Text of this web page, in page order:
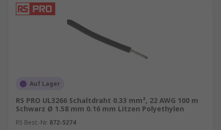
Große Auswahl an Querschnitten
feinen Elektronikleitungen bis hin zu
leistungsstarken Stromleitungen –
Einzeladern sind in vielen Größen
Farben erleichtern die Kennzeichnung und
minimieren Fehler bei der Installation.
Hohe Beständigkeit:Je nach
Isolationsmaterial sind Einzeladerleitungen
Auf Lager
RS PRO UL3266 Schaltdraht 0.33 mm², 22 AWG 100 m
Schwarz Ø 1.58 mm 0.16 mm Litzen Polyethylen
RS Best.-Nr. 872-5274